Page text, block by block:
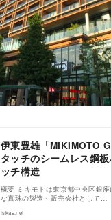
伊東豊雄「MIKIMOTO
タッチのシームレス鋼
ッチ構造
概要 ミキモトは東京都中央区銀
な真珠の製造・販売会社として…
iskaa.net